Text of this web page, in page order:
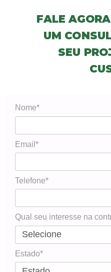
FALE
UM
SEU
Nome*
Email*
Telefone*
Qual seu interesse na
Estado*